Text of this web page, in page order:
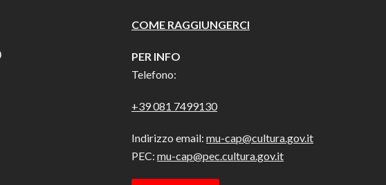
COME RAGGIUNGERCI
PER INFO
Telefono:
+39 081 7499130
Indirizzo email: mu-cap@cultura.gov.it
PEC: mu-cap@pec.cultura.gov.it